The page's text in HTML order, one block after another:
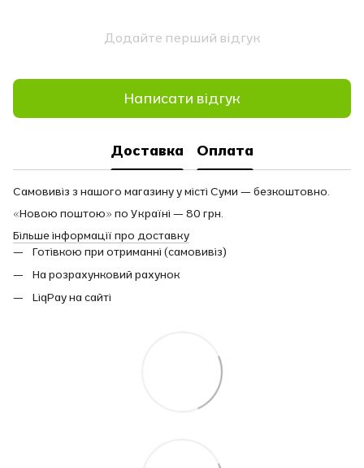
Додайте перший відгук
Написати відгук
Доставка Оплата
Самовивіз з нашого магазину у місті Суми — безкоштовно.
«Новою поштою» по Україні — 80 грн.
Більше інформації про доставку
Готівкою при отриманні (самовивіз)
На розрахунковий рахунок
LiqPay на сайті